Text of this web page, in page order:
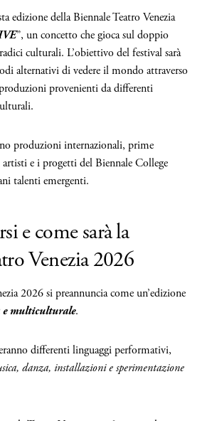
edizione della Biennale Teatro Venezia
”, un concetto che gioca sul doppio
culturali. L’obiettivo del festival sarà
alternativi di vedere il mondo attraverso
provenienti da differenti
produzioni internazionali, prime
e i progetti del Biennale College
talenti emergenti.
e come sarà la
Venezia 2026
2026 si preannuncia come un’edizione
e multiculturale.
differenti linguaggi performativi,
danza, installazioni e sperimentazione